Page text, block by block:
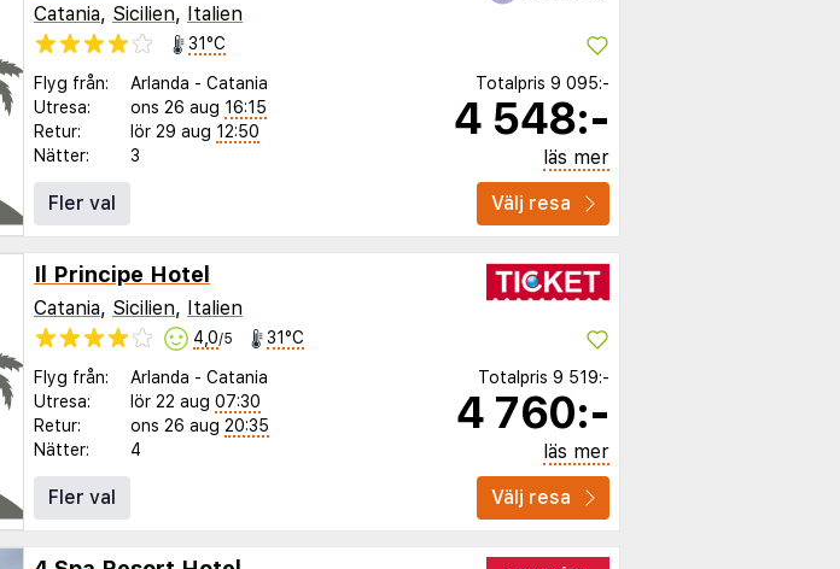
Catania, Sicilien, Italien
31°C
Flyg från: Arlanda - Catania
Utresa:
ons 26 aug 16:15
Retur:
lör 29 aug 12:50
Nätter:
3
Totalpris 9 095:-
4 548:-
läs mer
Fler val
Välj resa
Il Principe Hotel
Catania, Sicilien, Italien
4,0/5 31°C
Flyg från: Arlanda - Catania
Utresa:
lör 22 aug 07:30
Retur:
ons 26 aug 20:35
Nätter:
4
Totalpris 9 519:-
4 760:-
läs mer
Fler val
Välj resa